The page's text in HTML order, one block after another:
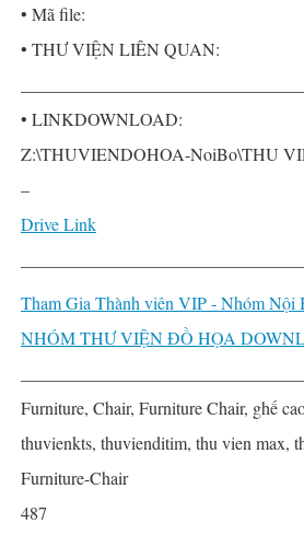
• Mã file:
• THƯ VIỆN LIÊN QUAN:
• LINKDOWNLOAD:
Z:\THUVIENDOHOA-NoiBo\THU
–
Drive Link
Tham Gia Thành viên VIP - Nhóm Nội
NHÓM THƯ VIỆN ĐỒ HỌA
Furniture, Chair, Furniture Chair, ghế
thuvienkts, thuvienditim, thu vien max,
Furniture-Chair
487